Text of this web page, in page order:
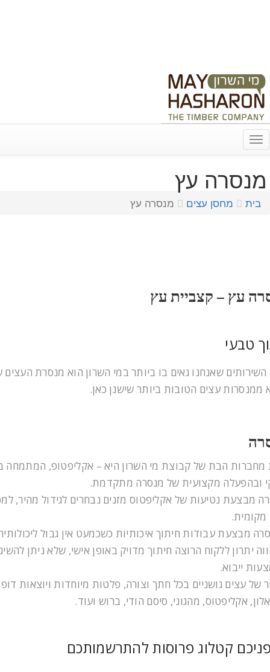
Toggle
navigation
מנסרה עץ
בית מחסן עצים מנסרה עץ
עץ – קצביית עץ
טבעי
שאנחנו גאים בו ביותר במי השרון הוא מנסרת העצים
ממנסרות עצים הטובות ביותר שישנן כאן.
הבת של קבוצת מי השרון היא – אקליפטופ, המתמחה
ובהפעלה מקצועית של מנסרה מתקדמת.
מבצעת נטיעות של אקליפטוס מזנים נבחרים לגידול מהיר,
מבצעת עבודות חיתוך איכותיות כשכמעט אין גבול
יתרון ללקוח הרוצה חיתוך מדויק באופן אישי, שלא ניתן להשיג
ייבוא.
של עצים גושניים בכל חתך וצורה, פלטות מיוחדות ויוצאות
אקליפטוס, מהגוני, סיסם הודי, ברוש ועוד.
קטלוג פרוסות להתרשמותכם